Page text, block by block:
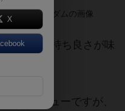
生産の気持ち良さが味
のレビューですが、
X